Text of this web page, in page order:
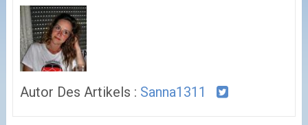
Autor Des Artikels : Sanna1311